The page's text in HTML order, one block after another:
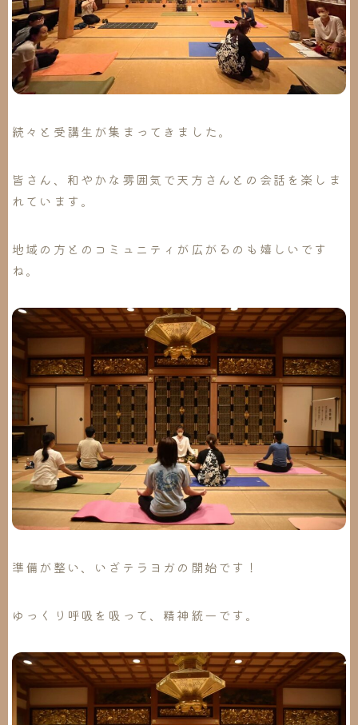
続々と受講生が集まってきました。
皆さん、和やかな雰囲気で天方さんとの会話を楽しま
れています。
地域の方とのコミュニティが広がるのも嬉しいです
ね。
準備が整い、いざテラヨガの開始です！
ゆっくり呼吸を吸って、精神統一です。